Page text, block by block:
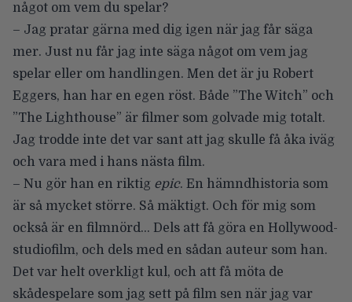
något om vem du spelar?
– Jag pratar gärna med dig igen när jag får säga
mer. Just nu får jag inte säga något om vem jag
spelar eller om handlingen. Men det är ju Robert
Eggers, han har en egen röst. Både ”The Witch” och
”The Lighthouse” är filmer som golvade mig totalt.
Jag trodde inte det var sant att jag skulle få åka iväg
och vara med i hans nästa film.
– Nu gör han en riktig epic. En hämndhistoria som
är så mycket större. Så mäktigt. Och för mig som
också är en filmnörd… Dels att få göra en Hollywood-
studiofilm, och dels med en sådan auteur som han.
Det var helt overkligt kul, och att få möta de
skådespelare som jag sett på film sen när jag var